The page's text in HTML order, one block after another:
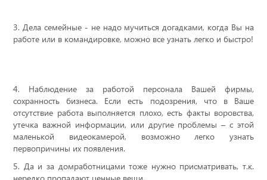
3. Дела семейные - не надо мучиться догадками, когда Вы на
работе или в командировке, можно все узнать легко и быстро!
4. Наблюдение за работой персонала Вашей фирмы,
сохранность бизнеса. Если есть подозрения, что в Ваше
отсутствие работа выполняется плохо, есть факты воровства,
утечка важной информации, или другие проблемы – с этой
маленькой видеокамерой, возможно легко узнать
первопричины их появления.
5. Да и за домработницами тоже нужно присматривать, т.к.